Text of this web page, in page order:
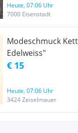
Heute, 07:06 Uhr
7000 Eisenstadt
Modeschmuck
Edelweiss"
€ 15
Heute, 07:06 Uhr
3424 Zeiselmauer